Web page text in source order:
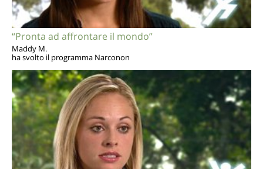
“Pronta ad affrontare il mondo”
Maddy M.
ha svolto il programma Narconon